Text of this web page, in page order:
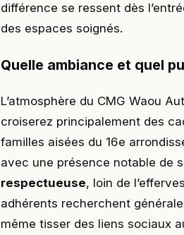
différence se ressent dès
des espaces soignés.
Quelle ambiance et quel
L’atmosphère du CMG Waou
croiserez principalement des
familles aisées du 16e
avec une présence notable de
respectueuse, loin de
adhérents recherchent
même tisser des liens sociaux